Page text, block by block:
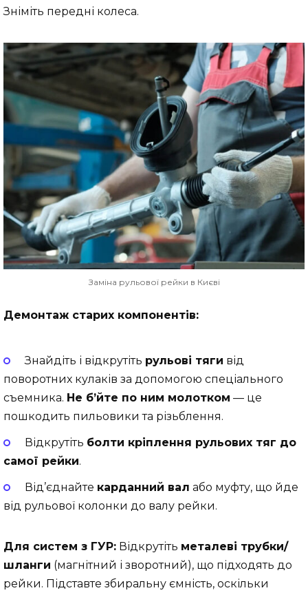
Зніміть передні колеса.
Заміна рульової рейки в Києві
Демонтаж старих компонентів:
Знайдіть і відкрутіть рульові тяги від
поворотних кулаків за допомогою спеціального
съемника. Не б’йте по ним молотком — це
пошкодить пильовики та різьблення.
Відкрутіть болти кріплення рульових тяг до
самої рейки.
Від’єднайте карданний вал або муфту, що йде
від рульової колонки до валу рейки.
Для систем з ГУР: Відкрутіть металеві трубки/
шланги (магнітний і зворотний), що підходять до
рейки. Підставте збиральну ємність, оскільки